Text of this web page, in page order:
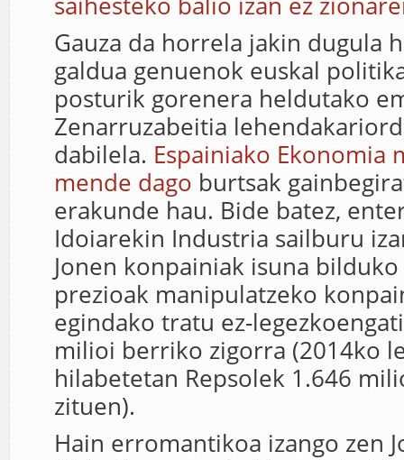
Gauza da horrela jakin dugula
galdua genuenok euskal
posturik gorenera heldutako
Zenarruzabeitia
dabilela. Espainiako Ekonomia
mende dago burtsak
erakunde hau. Bide batez,
Idoiarekin Industria sailburu
Jonen konpainiak isuna
prezioak manipulatzeko
egindako tratu ez-
milioi berriko zigorra (2014ko
hilabetetan Repsolek 1.646
zituen).
Hain erromantikoa izango zen